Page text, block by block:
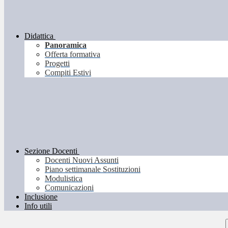
Didattica
Panoramica
Offerta formativa
Progetti
Compiti Estivi
Sezione Docenti
Docenti Nuovi Assunti
Piano settimanale Sostituzioni
Modulistica
Comunicazioni
Inclusione
Info utili